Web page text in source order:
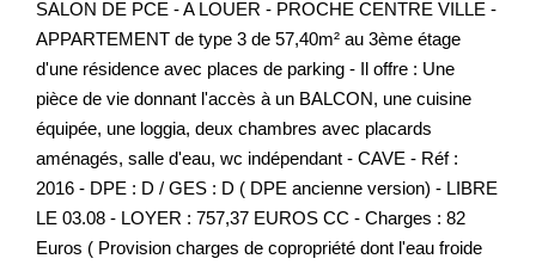
SALON DE PCE - A LOUER - PROCHE CENTRE VILLE -
APPARTEMENT de type 3 de 57,40m² au 3ème étage
d'une résidence avec places de parking - Il offre : Une
pièce de vie donnant l'accès à un BALCON, une cuisine
équipée, une loggia, deux chambres avec placards
aménagés, salle d'eau, wc indépendant - CAVE - Réf :
2016 - DPE : D / GES : D ( DPE ancienne version) - LIBRE
LE 03.08 - LOYER : 757,37 EUROS CC - Charges : 82
Euros ( Provision charges de copropriété dont l'eau froide